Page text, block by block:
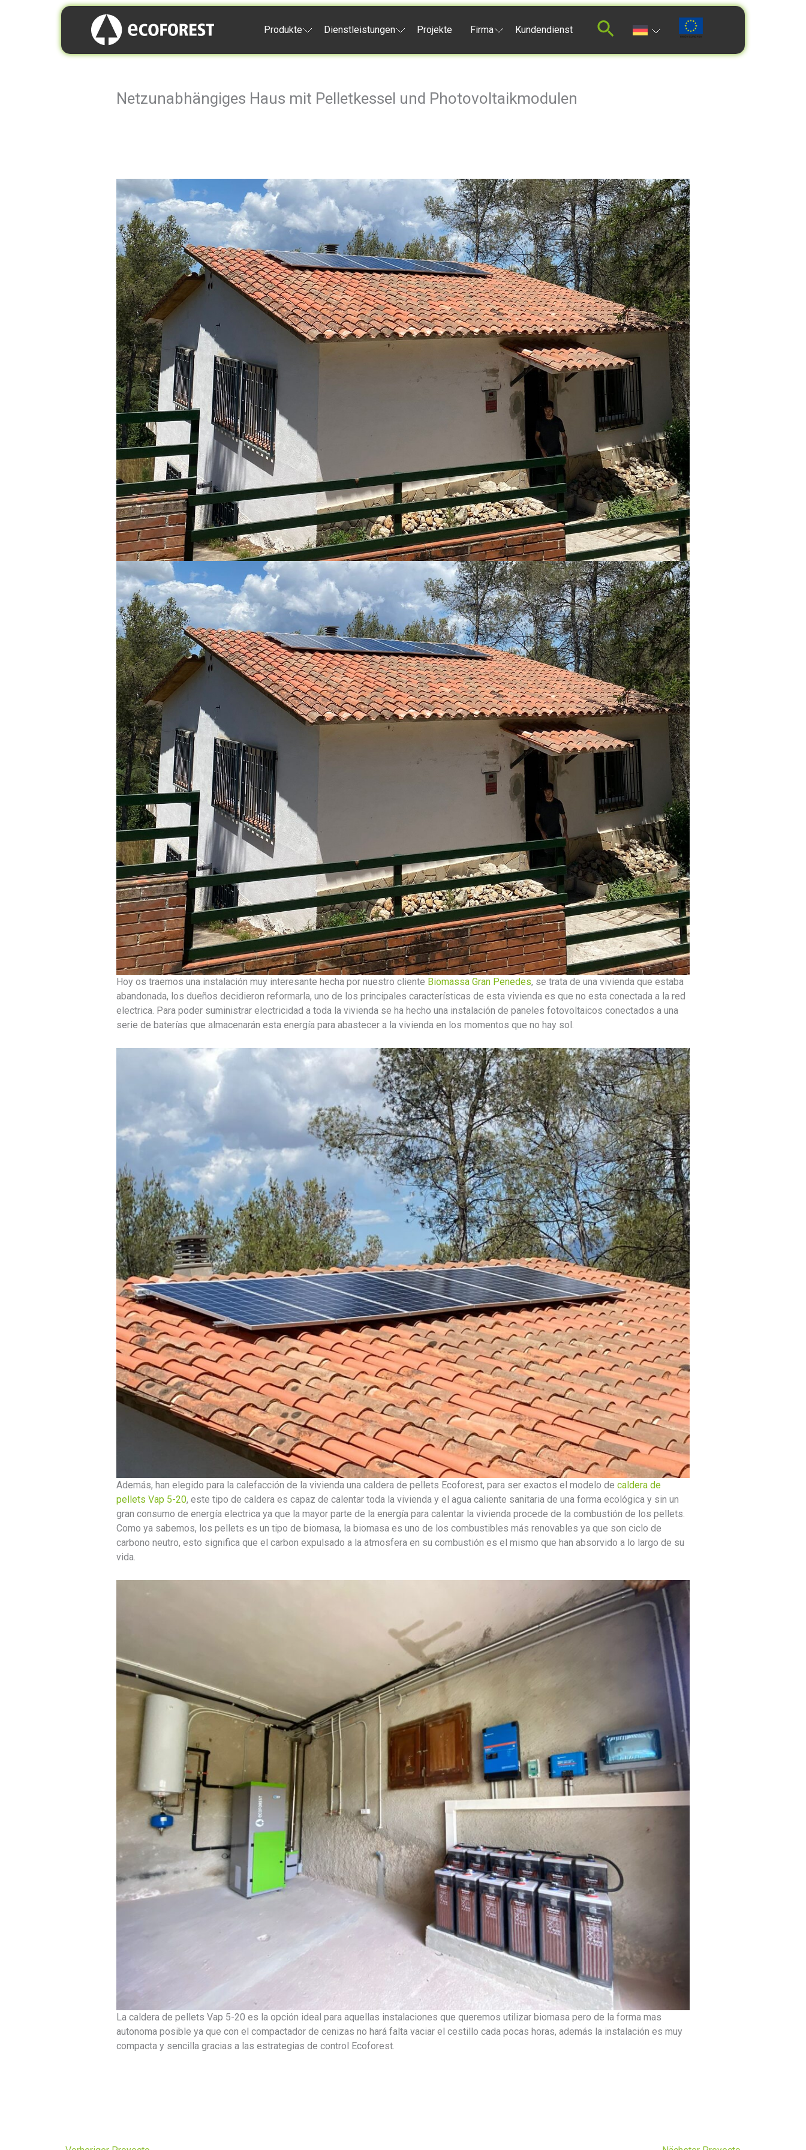
Produkte Dienstleistungen Projekte Firma Kundendienst
Netzunabhängiges Haus mit Pelletkessel und Photovoltaikmodulen
Hoy os traemos una instalación muy interesante hecha por nuestro cliente Biomassa Gran Penedes, se trata de una vivienda que estaba
abandonada, los dueños decidieron reformarla, uno de los principales características de esta vivienda es que no esta conectada a la red
electrica. Para poder suministrar electricidad a toda la vivienda se ha hecho una instalación de paneles fotovoltaicos conectados a una
serie de baterías que almacenarán esta energía para abastecer a la vivienda en los momentos que no hay sol.
Además, han elegido para la calefacción de la vivienda una caldera de pellets Ecoforest, para ser exactos el modelo de caldera de
pellets Vap 5-20, este tipo de caldera es capaz de calentar toda la vivienda y el agua caliente sanitaria de una forma ecológica y sin un
gran consumo de energía electrica ya que la mayor parte de la energía para calentar la vivienda procede de la combustión de los pellets.
Como ya sabemos, los pellets es un tipo de biomasa, la biomasa es uno de los combustibles más renovables ya que son ciclo de
carbono neutro, esto significa que el carbon expulsado a la atmosfera en su combustión es el mismo que han absorvido a lo largo de su
vida.
La caldera de pellets Vap 5-20 es la opción ideal para aquellas instalaciones que queremos utilizar biomasa pero de la forma mas
autonoma posible ya que con el compactador de cenizas no hará falta vaciar el cestillo cada pocas horas, además la instalación es muy
compacta y sencilla gracias a las estrategias de control Ecoforest.